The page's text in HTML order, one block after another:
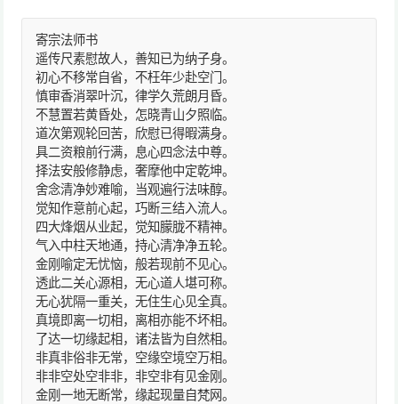
寄宗法师书
遥传尺素慰故人，善知已为纳子身。
初心不移常自省，不枉年少赴空门。
慎审香消翠叶沉，律学久荒朗月昏。
不慧置若黄昏处，怎晓青山夕照临。
道次第观轮回苦，欣慰已得暇满身。
具二资粮前行满，息心四念法中尊。
择法安般修静虑，奢摩他中定乾坤。
舍念清净妙难喻，当观遍行法味醇。
觉知作意前心起，巧断三结入流人。
四大烽烟从业起，觉知朦胧不精神。
气入中柱天地通，持心清净净五轮。
金刚喻定无忧恼，般若现前不见心。
透此二关心源相，无心道人堪可称。
无心犹隔一重关，无住生心见全真。
真境即离一切相，离相亦能不坏相。
了达一切缘起相，诸法皆为自然相。
非真非俗非无常，空缘空境空万相。
非非空处空非非，非空非有见金刚。
金刚一地无断常，缘起现量自梵网。